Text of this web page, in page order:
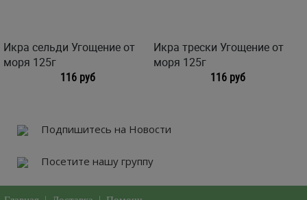
Икра сельди Угощение от
моря 125г
116 руб
Икра трески Угощение от
моря 125г
116 руб
Подпишитесь на Новости
Посетите нашу группу